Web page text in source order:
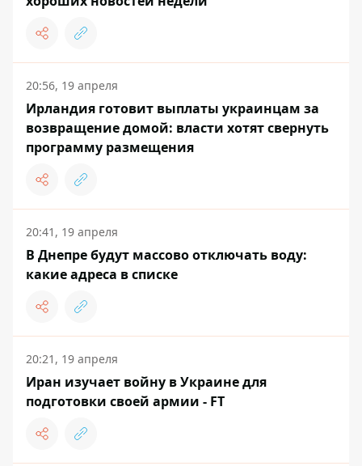
20:56, 19 апреля
Ирландия готовит выплаты украинцам за
возвращение домой: власти хотят свернуть
программу размещения
20:41, 19 апреля
В Днепре будут массово отключать воду:
какие адреса в списке
20:21, 19 апреля
Иран изучает войну в Украине для
подготовки своей армии - FT